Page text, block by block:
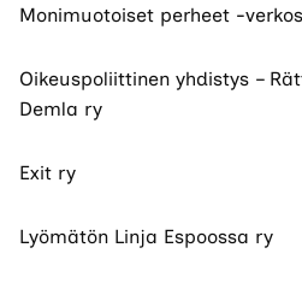
Monimuotoiset perheet -
Oikeuspoliittinen yhdistys –
Demla ry
Exit ry
Lyömätön Linja Espoossa ry